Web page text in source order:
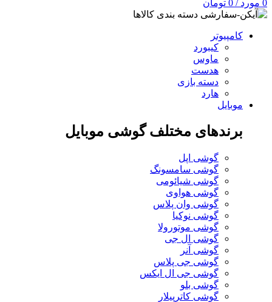
0 مورد/
0 تومان
دسته بندی کالاها
کامپیوتر
کیبورد
ماوس
هدست
دسته بازی
هارد
موبایل
برندهای مختلف گوشی موبایل
گوشی اپل
گوشی سامسونگ
گوشی شیائومی
گوشی هواوی
گوشی وان پلاس
گوشی نوکیا
گوشی موتورولا
گوشی ال جی
گوشی آنر
گوشی جی پلاس
گوشی جی ال ایکس
گوشی بلو
گوشی کاترپیلار